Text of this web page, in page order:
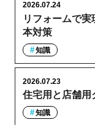
リフォームで
本対策
2026.07.24
知識
住宅用と店舗用
2026.07.23
知識